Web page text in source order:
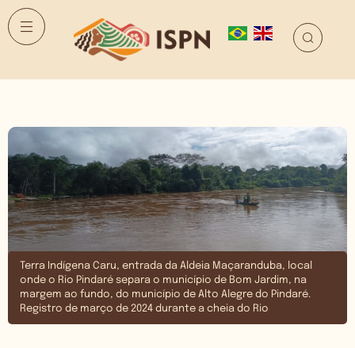
Terra Indígena Caru, entrada da Aldeia Maçaranduba, local
onde o Rio Pindaré separa o município de Bom Jardim, na
margem ao fundo, do município de Alto Alegre do Pindaré.
Registro de março de 2024 durante a cheia do Rio